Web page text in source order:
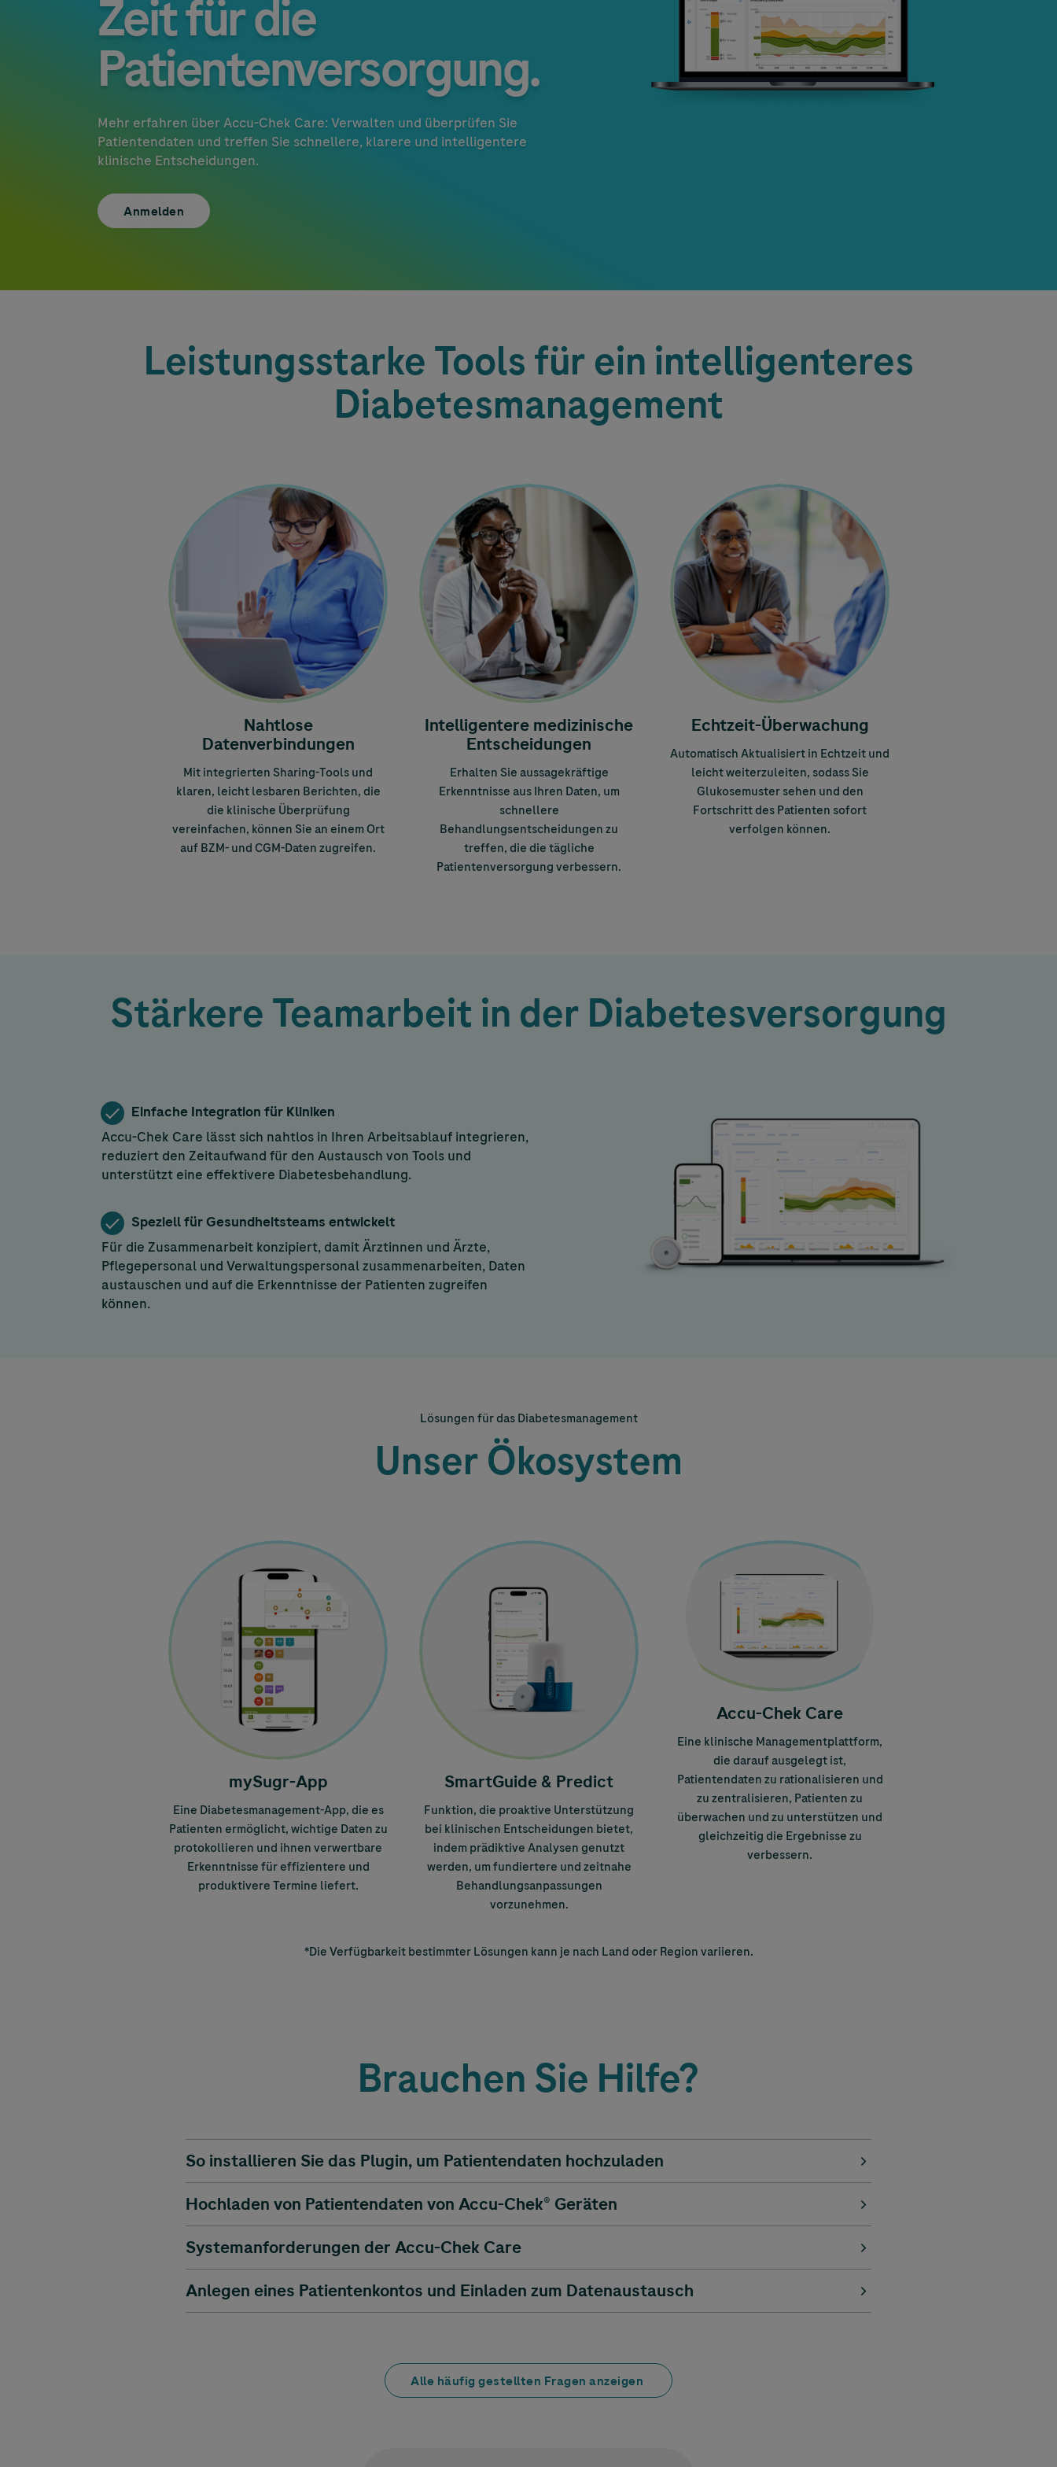
Zeit für die
Patientenversorgung.
Mehr erfahren über Accu-Chek Care: Verwalten und überprüfen Sie
Patientendaten und treffen Sie schnellere, klarere und intelligentere
klinische Entscheidungen.
Anmelden
Leistungsstarke Tools für ein intelligenteres
Diabetesmanagement
Nahtlose
Datenverbindungen
Mit integrierten Sharing-Tools und
klaren, leicht lesbaren Berichten, die
die klinische Überprüfung
vereinfachen, können Sie an einem Ort
auf BZM- und CGM-Daten zugreifen.
Intelligentere medizinische
Entscheidungen
Erhalten Sie aussagekräftige
Erkenntnisse aus Ihren Daten, um
schnellere
Behandlungsentscheidungen zu
treffen, die die tägliche
Patientenversorgung verbessern.
Echtzeit-Überwachung
Automatisch Aktualisiert in Echtzeit und
leicht weiterzuleiten, sodass Sie
Glukosemuster sehen und den
Fortschritt des Patienten sofort
verfolgen können.
Stärkere Teamarbeit in der Diabetesversorgung
Einfache Integration für Kliniken
Accu-Chek Care lässt sich nahtlos in Ihren Arbeitsablauf integrieren,
reduziert den Zeitaufwand für den Austausch von Tools und
unterstützt eine effektivere Diabetesbehandlung.
Speziell für Gesundheitsteams entwickelt
Für die Zusammenarbeit konzipiert, damit Ärztinnen und Ärzte,
Pflegepersonal und Verwaltungspersonal zusammenarbeiten, Daten
austauschen und auf die Erkenntnisse der Patienten zugreifen
können.
Lösungen für das Diabetesmanagement
Unser Ökosystem
mySugr-App
Eine Diabetesmanagement-App, die es
Patienten ermöglicht, wichtige Daten zu
protokollieren und ihnen verwertbare
Erkenntnisse für effizientere und
produktivere Termine liefert.
SmartGuide & Predict
Funktion, die proaktive Unterstützung
bei klinischen Entscheidungen bietet,
indem prädiktive Analysen genutzt
werden, um fundiertere und zeitnahe
Behandlungsanpassungen
vorzunehmen.
Accu-Chek Care
Eine klinische Managementplattform,
die darauf ausgelegt ist,
Patientendaten zu rationalisieren und
zu zentralisieren, Patienten zu
überwachen und zu unterstützen und
gleichzeitig die Ergebnisse zu
verbessern.
*Die Verfügbarkeit bestimmter Lösungen kann je nach Land oder Region variieren.
Brauchen Sie Hilfe?
So installieren Sie das Plugin, um Patientendaten hochzuladen
Hochladen von Patientendaten von Accu-Chek® Geräten
Systemanforderungen der Accu-Chek Care
Anlegen eines Patientenkontos und Einladen zum Datenaustausch
Alle häufig gestellten Fragen anzeigen